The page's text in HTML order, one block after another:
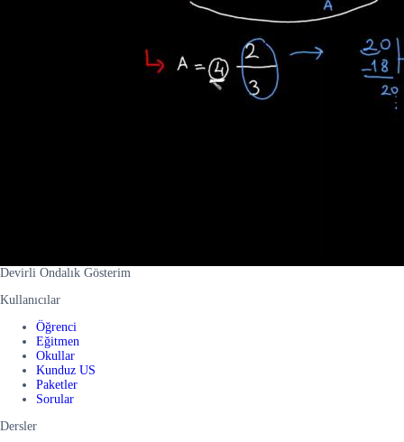
Devirli Ondalık Gösterim
Kullanıcılar
Öğrenci
Eğitmen
Okullar
Kunduz US
Paketler
Sorular
Dersler